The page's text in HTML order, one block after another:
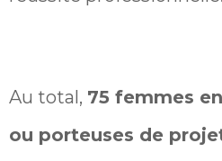
Au total, 75 femmes
ou porteuses de